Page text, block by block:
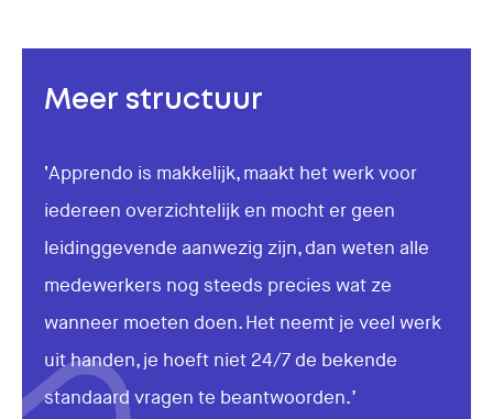
Meer structuur
‘Apprendo is makkelijk, maakt het werk voor
iedereen overzichtelijk en mocht er geen
leidinggevende aanwezig zijn, dan weten alle
medewerkers nog steeds precies wat ze
wanneer moeten doen. Het neemt je veel werk
uit handen, je hoeft niet 24/7 de bekende
standaard vragen te beantwoorden.’